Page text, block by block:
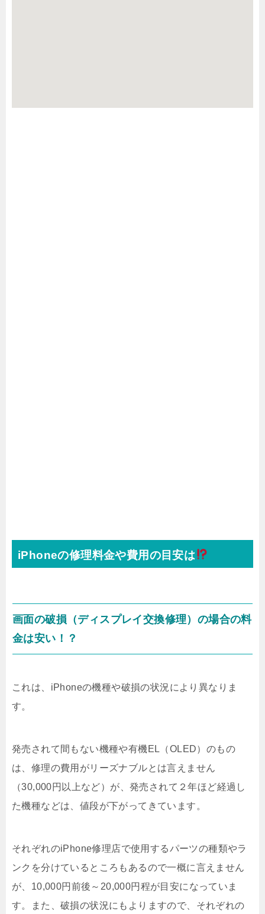
iPhoneの修理料金や費用の目安は
画面の破損（ディスプレイ交換修理）の場合の料
金は安い！？
これは、iPhoneの機種や破損の状況により異なりま
す。
発売されて間もない機種や有機EL（OLED）のもの
は、修理の費用がリーズナブルとは言えません
（30,000円以上など）が、発売されて２年ほど経過し
た機種などは、値段が下がってきています。
それぞれのiPhone修理店で使用するパーツの種類やラ
ンクを分けているところもあるので一概に言えません
が、10,000円前後～20,000円程が目安になっていま
す。また、破損の状況にもよりますので、それぞれの